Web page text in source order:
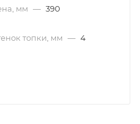
мм — 390
топки, мм — 4